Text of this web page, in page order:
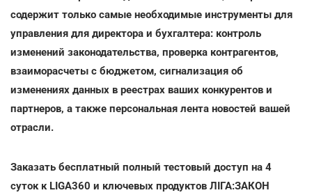
содержит только самые необходимые инструменты для
управления для директора и бухгалтера: контроль
изменений законодательства, проверка контрагентов,
взаиморасчеты с бюджетом, сигнализация об
изменениях данных в реестрах ваших конкурентов и
партнеров, а также персональная лента новостей вашей
отрасли.
Заказать бесплатный полный тестовый доступ на 4
суток к LIGA360 и ключевых продуктов ЛІГА:ЗАКОН